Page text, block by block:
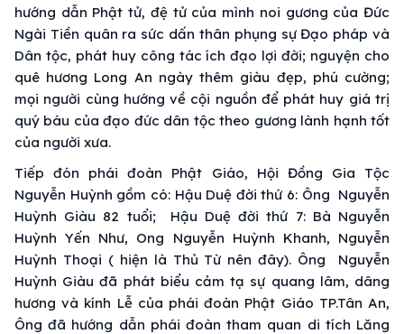
hướng dẫn Phật tử, đệ tử của mình noi gương của Đức
Ngài Tiền quân ra sức dấn thân phụng sự Đạo pháp và
Dân tộc, phát huy công tác ích đạo lợi đời; nguyện cho
quê hương Long An ngày thêm giàu đẹp, phú cường;
mọi người cùng hướng về cội nguồn để phát huy giá trị
quý báu của đạo đức dân tộc theo gương lành hạnh tốt
của người xưa.
Tiếp đón phái đoàn Phật Giáo, Hội Đồng Gia Tộc
Nguyễn Huỳnh gồm có: Hậu Duệ đời thứ 6: Ông Nguyễn
Huỳnh Giàu 82 tuổi; Hậu Duệ đời thứ 7: Bà Nguyễn
Huỳnh Yến Như, Ong Nguyễn Huỳnh Khanh, Nguyễn
Huỳnh Thoại ( hiện là Thủ Từ nên đây). Ông Nguyễn
Huỳnh Giàu đã phát biểu cảm tạ sự quang lâm, dâng
hương và kính Lễ của phái đoàn Phật Giáo TP.Tân An,
Ông đã hướng dẫn phái đoàn tham quan di tích Lăng